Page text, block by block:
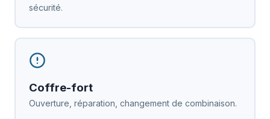
sécurité.
Coffre-fort
Ouverture, réparation, changement de combinaison.